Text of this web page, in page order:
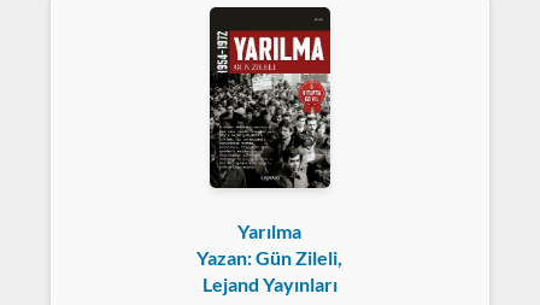
Yarılma
Yazan: Gün Zileli,
Lejand Yayınları